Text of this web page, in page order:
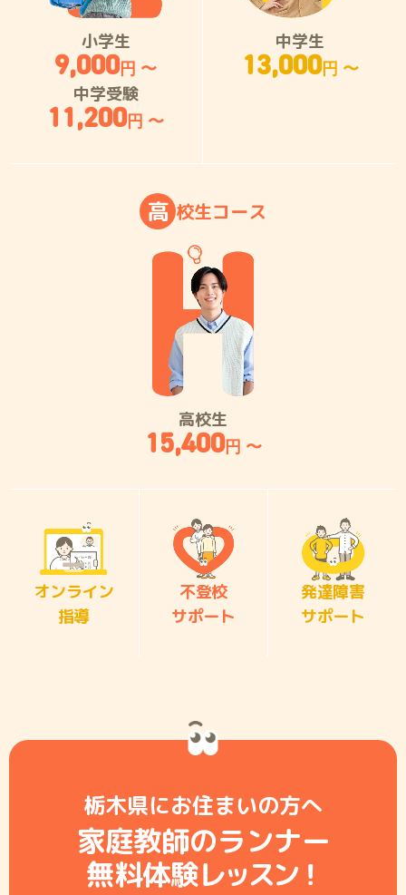
小学生
9,000円 〜
中学受験
11,200円 〜
中学生
13,000円 〜
高 校生コース
高校生
15,400円 〜
オンライン
指導
不登校
サポート
発達障害
サポート
栃木県にお住まいの方へ
家庭教師のランナー
無料体験レッスン！